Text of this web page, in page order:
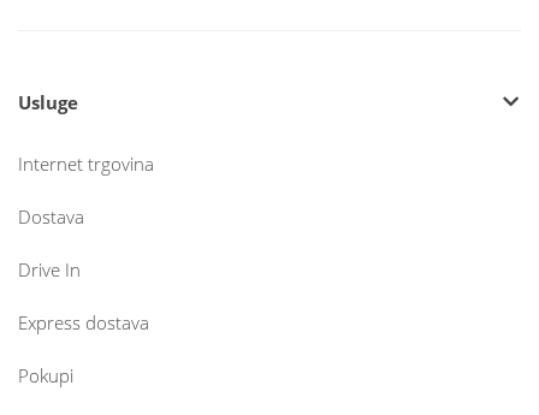
Usluge
Internet trgovina
Dostava
Drive In
Express dostava
Pokupi